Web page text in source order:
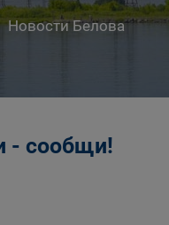
Новости Белова
- сообщи!